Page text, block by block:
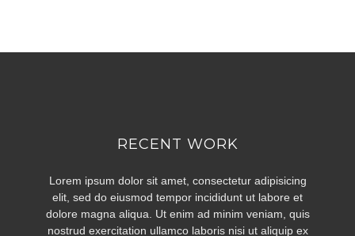
RECENT WORK
Lorem ipsum dolor sit amet, consectetur adipisicing
elit, sed do eiusmod tempor incididunt ut labore et
dolore magna aliqua. Ut enim ad minim veniam, quis
nostrud exercitation ullamco laboris nisi ut aliquip ex